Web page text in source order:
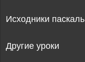
Исходники паскаль
Другие уроки